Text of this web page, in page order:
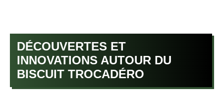
DÉCOUVERTES ET
INNOVATIONS AUTOUR DU
BISCUIT TROCADÉRO